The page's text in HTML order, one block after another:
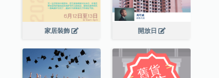
家居裝飾 開放日